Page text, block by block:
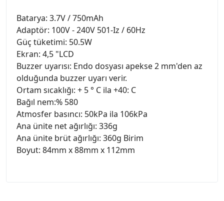
Batarya: 3.7V / 750mAh
Adaptör: 100V - 240V 501-Iz / 60Hz
Güç tüketimi: 50.5W
Ekran: 4,5 "LCD
Buzzer uyarısı: Endo dosyası apekse 2 mm'den az
olduğunda buzzer uyarı verir.
Ortam sıcaklığı: + 5 ° C ila +40: C
Bağıl nem:% 580
Atmosfer basıncı: 50kPa ila 106kPa
Ana ünite net ağırlığı: 336g
Ana ünite brüt ağırlığı: 360g Birim
Boyut: 84mm x 88mm x 112mm